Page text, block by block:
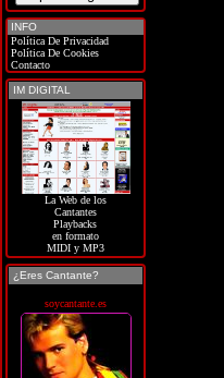
INFO
Política De Privacidad
Política De Cookies
Contacto
IM DIGITAL
La Web de los
Cantantes
Playbacks
en formato
MIDI y MP3
¿Eres Cantante?
soycantante.es